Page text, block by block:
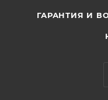
ГАРАНТИЯ И